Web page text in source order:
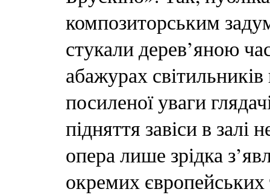
композиторським
стукали дерев’яною
абажурах
посиленої уваги
підняття завіси в
опера лише зрідка
окремих європейських